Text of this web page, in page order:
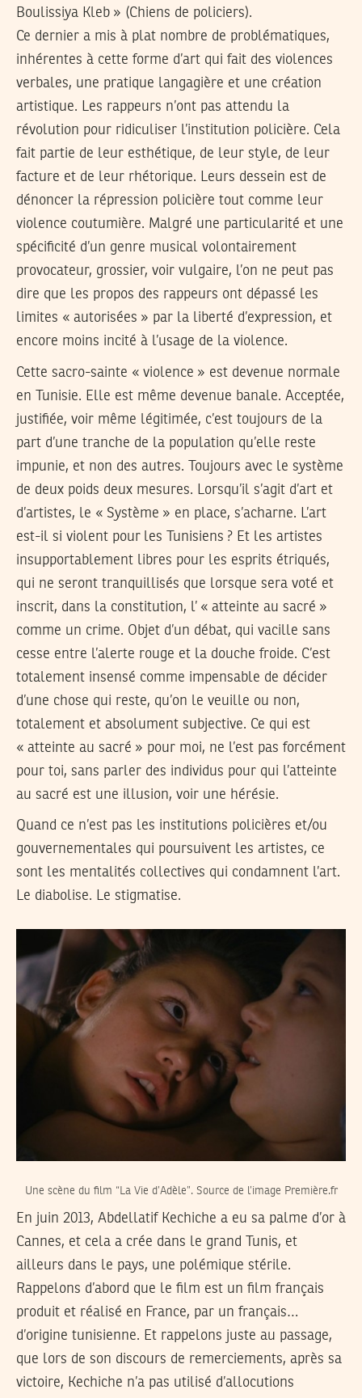
Boulissiya Kleb » (Chiens de policiers).
Ce dernier a mis à plat nombre de problématiques,
inhérentes à cette forme d’art qui fait des violences
verbales, une pratique langagière et une création
artistique. Les rappeurs n’ont pas attendu la
révolution pour ridiculiser l’institution policière. Cela
fait partie de leur esthétique, de leur style, de leur
facture et de leur rhétorique. Leurs dessein est de
dénoncer la répression policière tout comme leur
violence coutumière. Malgré une particularité et une
spécificité d’un genre musical volontairement
provocateur, grossier, voir vulgaire, l’on ne peut pas
dire que les propos des rappeurs ont dépassé les
limites « autorisées » par la liberté d’expression, et
encore moins incité à l’usage de la violence.
Cette sacro-sainte « violence » est devenue normale
en Tunisie. Elle est même devenue banale. Acceptée,
justifiée, voir même légitimée, c’est toujours de la
part d’une tranche de la population qu’elle reste
impunie, et non des autres. Toujours avec le système
de deux poids deux mesures. Lorsqu’il s’agit d’art et
d’artistes, le « Système » en place, s’acharne. L’art
est-il si violent pour les Tunisiens ? Et les artistes
insupportablement libres pour les esprits étriqués,
qui ne seront tranquillisés que lorsque sera voté et
inscrit, dans la constitution, l’ « atteinte au sacré »
comme un crime. Objet d’un débat, qui vacille sans
cesse entre l’alerte rouge et la douche froide. C’est
totalement insensé comme impensable de décider
d’une chose qui reste, qu’on le veuille ou non,
totalement et absolument subjective. Ce qui est
« atteinte au sacré » pour moi, ne l’est pas forcément
pour toi, sans parler des individus pour qui l’atteinte
au sacré est une illusion, voir une hérésie.
Quand ce n’est pas les institutions policières et/ou
gouvernementales qui poursuivent les artistes, ce
sont les mentalités collectives qui condamnent l’art.
Le diabolise. Le stigmatise.
Une scène du film “La Vie d’Adèle”. Source de l’image Première.fr
En juin 2013, Abdellatif Kechiche a eu sa palme d’or à
Cannes, et cela a crée dans le grand Tunis, et
ailleurs dans le pays, une polémique stérile.
Rappelons d’abord que le film est un film français
produit et réalisé en France, par un français…
d’origine tunisienne. Et rappelons juste au passage,
que lors de son discours de remerciements, après sa
victoire, Kechiche n’a pas utilisé d’allocutions